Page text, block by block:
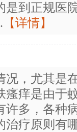
是到正规医
【详情】
况，尤其是
瘙痒是由于
许多，各种
疗原则有